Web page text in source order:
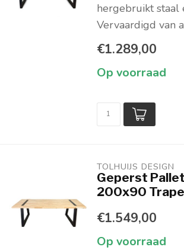
hergebruikt staal
Vervaardigd van
€1.289,00
Op voorraad
TOLHUIJS DESIGN
Geperst
200x90
€1.549,00
Op voorraad